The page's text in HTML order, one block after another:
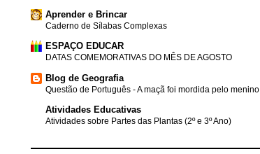
Aprender e Brincar
Caderno de Sílabas Complexas
ESPAÇO EDUCAR
DATAS COMEMORATIVAS DO MÊS DE AGOSTO
Blog de Geografia
Questão de Português - A maçã foi mordida pelo menino
Atividades Educativas
Atividades sobre Partes das Plantas (2º e 3º Ano)